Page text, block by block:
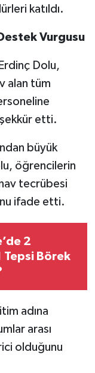
katıldı.
Vurgusu
Dolu,
alan tüm
etti.
büyük
öğrencilerin
tecrübesi
ifade etti.
2
Tepsi Börek
adına
arası
olduğunu